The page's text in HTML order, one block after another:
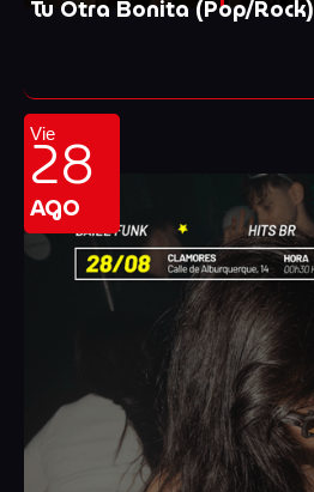
Tu Otra Bonita (Pop/Rock)
Vie
28
AGO